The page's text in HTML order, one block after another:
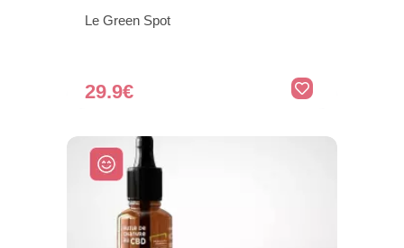
Le Green Spot
29.9€